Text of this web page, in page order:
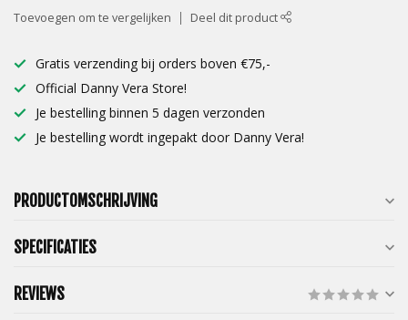
Toevoegen om te vergelijken Deel dit product
Gratis verzending bij orders boven €75,-
Official Danny Vera Store!
Je bestelling binnen 5 dagen verzonden
Je bestelling wordt ingepakt door Danny Vera!
PRODUCTOMSCHRIJVING
SPECIFICATIES
REVIEWS